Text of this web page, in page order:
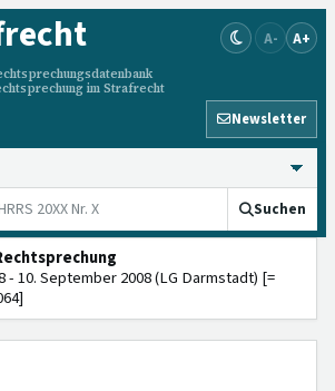
im Strafrecht
A- A+
Newsletter
Suchen
- 10. September 2008 (LG Darmstadt) [=